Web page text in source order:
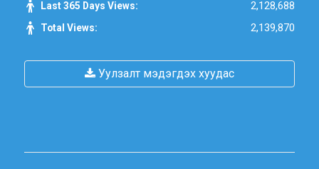
Last 365 Days Views: 2,128,688
Total Views: 2,139,870
Уулзалт мэдэгдэх хуудас